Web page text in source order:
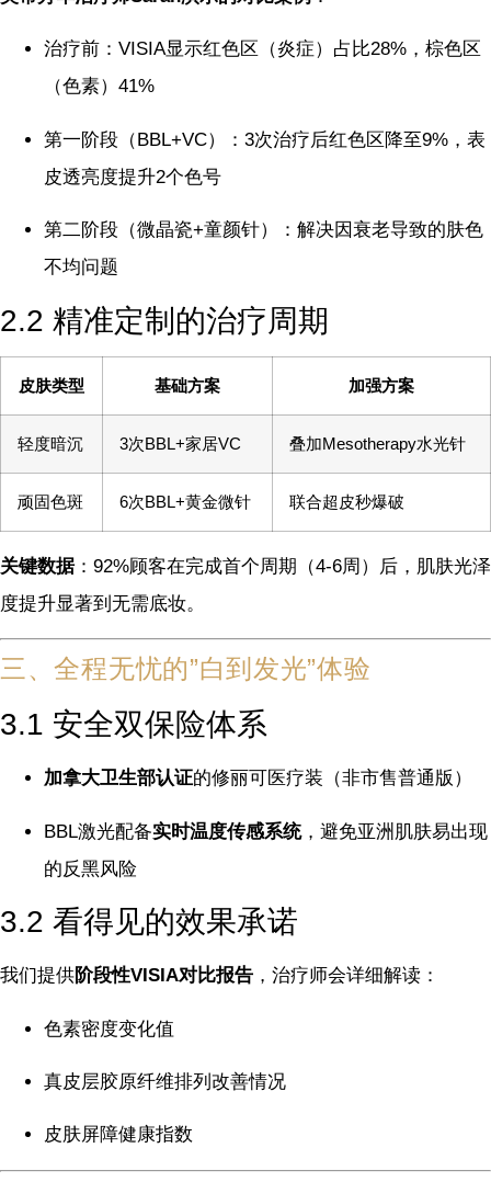
治疗前：VISIA显示红色区（炎症）占比28%，棕色区
（色素）41%
第一阶段（BBL+VC）：3次治疗后红色区降至9%，表
皮透亮度提升2个色号
第二阶段（微晶瓷+童颜针）：解决因衰老导致的肤色
不均问题
2.2 精准定制的治疗周期
皮肤类型 基础方案 加强方案
轻度暗沉 3次BBL+家居VC 叠加Mesotherapy水光针
顽固色斑 6次BBL+黄金微针 联合超皮秒爆破
关键数据：92%顾客在完成首个周期（4-6周）后，肌肤光泽
度提升显著到无需底妆。
三、全程无忧的”白到发光”体验
3.1 安全双保险体系
加拿大卫生部认证的修丽可医疗装（非市售普通版）
BBL激光配备实时温度传感系统，避免亚洲肌肤易出现
的反黑风险
3.2 看得见的效果承诺
我们提供阶段性VISIA对比报告 ，治疗师会详细解读：
色素密度变化值
真皮层胶原纤维排列改善情况
皮肤屏障健康指数